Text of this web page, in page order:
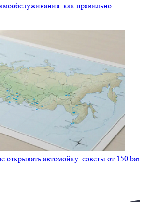
как правильно
открывать автомойку: советы от 150 bar